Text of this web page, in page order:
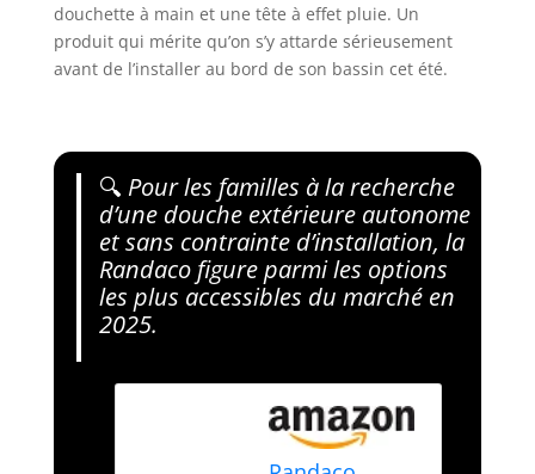
douchette à main et une tête à effet pluie. Un
produit qui mérite qu’on s’y attarde sérieusement
avant de l’installer au bord de son bassin cet été.
🔍 Pour les familles à la recherche
d’une douche extérieure autonome
et sans contrainte d’installation, la
Randaco figure parmi les options
les plus accessibles du marché en
2025.